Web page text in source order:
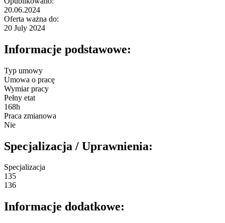
20.06.2024
Oferta ważna do:
20 July 2024
Informacje podstawowe:
Typ umowy
Umowa o pracę
Wymiar pracy
Pełny etat
168h
Praca zmianowa
Nie
Specjalizacja / Uprawnienia:
Specjalizacja
135
136
Informacje dodatkowe: